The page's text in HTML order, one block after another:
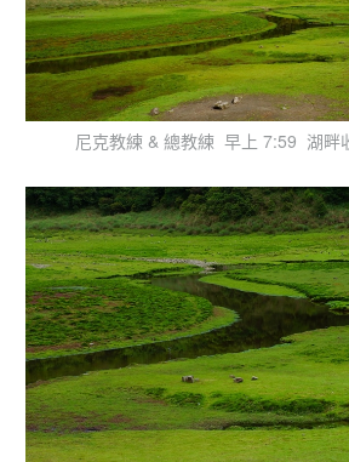
尼克教練 & 總教練 早上 7:59 湖畔